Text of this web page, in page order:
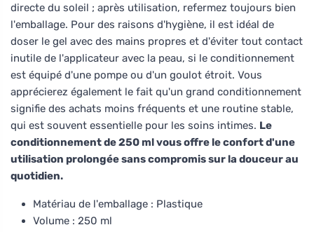
directe du soleil ; après utilisation, refermez toujours bien
l'emballage. Pour des raisons d'hygiène, il est idéal de
doser le gel avec des mains propres et d'éviter tout contact
inutile de l'applicateur avec la peau, si le conditionnement
est équipé d'une pompe ou d'un goulot étroit. Vous
apprécierez également le fait qu'un grand conditionnement
signifie des achats moins fréquents et une routine stable,
qui est souvent essentielle pour les soins intimes. Le
conditionnement de 250 ml vous offre le confort d'une
utilisation prolongée sans compromis sur la douceur au
quotidien.
Matériau de l'emballage : Plastique
Volume : 250 ml